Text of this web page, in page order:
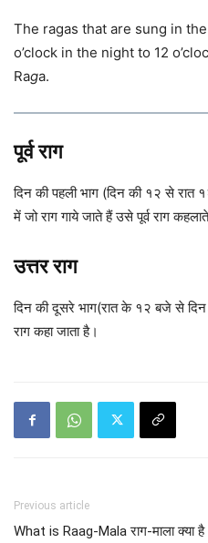
The ragas that are sung in
o’clock in the night to 12
Raga.
पूर्व राग
दिन की पहली भाग (दिन की १२ से रात
में जो राग गाये जाते हैं उसे पूर्व राग
उत्तर राग
दिन की दूसरे भाग(रात के १२ बजे से दिन
राग कहा जाता है।
Previous article
What is Raag-Mala राग-माला क्या है